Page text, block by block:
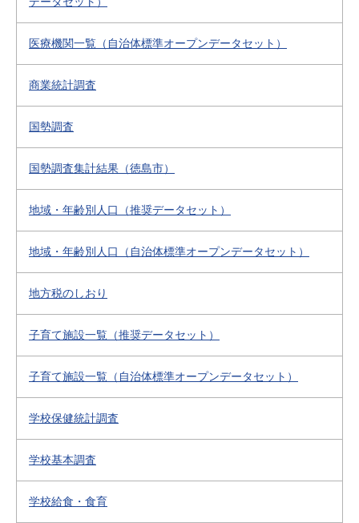
医療機関一覧（自治体標準オープンデータセット）
商業統計調査
国勢調査
国勢調査集計結果（徳島市）
地域・年齢別人口（推奨データセット）
地域・年齢別人口（自治体標準オープンデータセット）
地方税のしおり
子育て施設一覧（推奨データセット）
子育て施設一覧（自治体標準オープンデータセット）
学校保健統計調査
学校基本調査
学校給食・食育